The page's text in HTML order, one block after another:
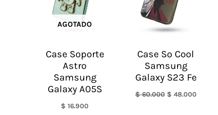
AGOTADO
Case Soporte
Astro
Samsung
Galaxy A05S
$ 16.900
Case So Cool
Samsung
Galaxy S23 Fe
$60.000 $ 48.000